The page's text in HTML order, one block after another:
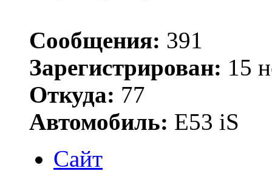
Сообщения: 391
Зарегистрирован: 15
Откуда: 77
Автомобиль: Е53 iS
Сайт